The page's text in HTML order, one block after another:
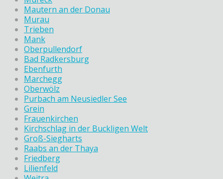
Mautern an der Donau
Murau
Trieben
Mank
Oberpullendorf
Bad Radkersburg
Ebenfurth
Marchegg
Oberwölz
Purbach am Neusiedler See
Grein
Frauenkirchen
Kirchschlag in der Buckligen Welt
Groß-Siegharts
Raabs an der Thaya
Friedberg
Lilienfeld